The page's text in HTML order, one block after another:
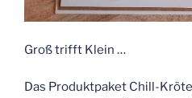
Groß trifft Klein …
Das Produktpaket Chill-